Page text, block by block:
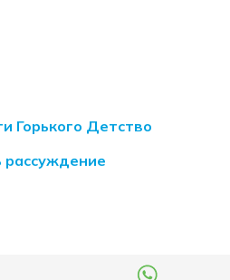
Горького Детство
рассуждение